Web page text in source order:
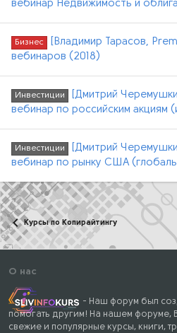
вебинар Недвижимость и
Бизнес
[Владимир Тарасов,
вебинаров (2018)
Инвестиции
[Дмитрий
вебинар по российским акциям
Инвестиции
[Дмитрий
вебинар по рынку США
Курсы по Копирайтингу
О нас
- Наш форум был
помогать другим! На нашем форуме,
свежие и популярные курсы, книги,